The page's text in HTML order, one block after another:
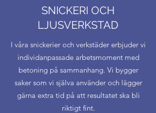
SNICKERI OCH
LJUSVERKSTAD
I våra snickerier och verkstäder erbjuder vi
individanpassade arbetsmoment med
betoning på sammanhang. Vi bygger
saker som vi själva använder och lägger
gärna extra tid på att resultatet ska bli
riktigt fint.